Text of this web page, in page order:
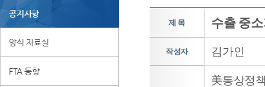
공지사항
양식 자료실
FTA 동향
제 목 수출 중
작성자 김가인
美통상정